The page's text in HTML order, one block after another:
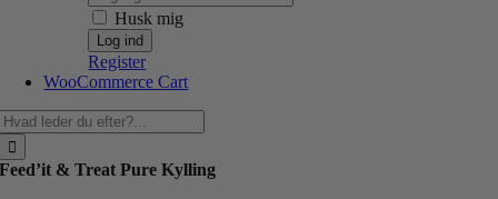
Husk mig
Register
WooCommerce Cart
Feed’it & Treat Pure Kylling